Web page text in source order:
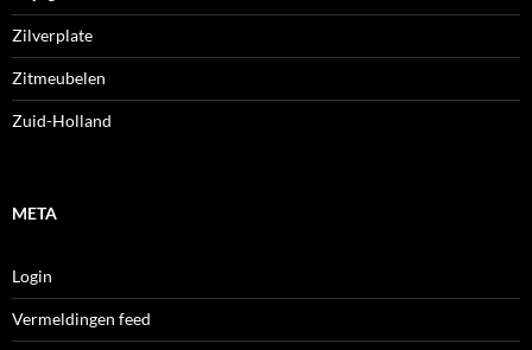
Zilverplate
Zitmeubelen
Zuid-Holland
META
Login
Vermeldingen feed